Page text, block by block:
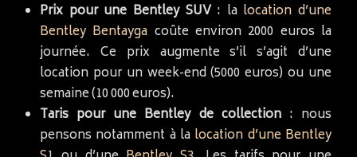
Prix pour une Bentley SUV: la location d’une
Bentley Bentayga coûte environ 2000 euros la
journée. Ce prix augmente s’il s’agit d’une
location pour un week-end (5000 euros) ou une
semaine (10 000 euros).
Taris pour une Bentley de collection: nous
pensons notamment à la location d’une Bentley